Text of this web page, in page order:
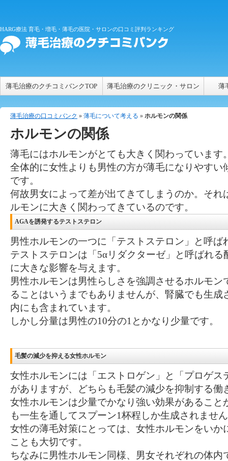
HARG療法 育毛・増毛・薄毛の医院・サロンの口コミ評判ランキング
薄毛治療のクチコミバンクTOP 薄毛治療のクリニック・サロン 薄
薄毛治療の口コミバンク » 薄毛について考える » ホルモンの関係
ホルモンの関係
薄毛にはホルモンがとても大きく関わっています
全体的に女性よりも男性の方が薄毛になりやすい
です。
何故男女によって差が出てきてしまうのか。それ
ルモンに大きく関わってきているのです。
AGAを誘発するテストステロン
男性ホルモンの一つに「テストステロン」と呼ば
テストステロンは「5αリダクターゼ」と呼ばれ
に大きな影響を与えます。
男性ホルモンは男性らしさを強調させるホルモン
ることはいうまでもありませんが、腎臓でも生成
内にも含まれています。
しかし分量は男性の10分の1とかなり少量です。
毛髪の減少を抑える女性ホルモン
女性ホルモンには「エストロゲン」と「プロゲス
がありますが、どちらも毛髪の減少を抑制する働
女性ホルモンは少量でかなり強い効果があること
も一生を通してスプーン1杯程しか生成されませ
女性の薄毛対策にとっては、女性ホルモンをいか
ことも大切です。
ちなみに男性ホルモン同様、男女それぞれの体内